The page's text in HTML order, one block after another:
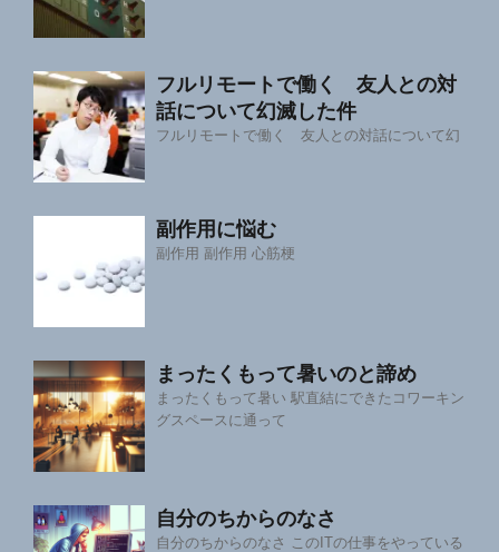
フルリモートで働く 友人との対
話について幻滅した件
フルリモートで働く 友人との対話について幻
副作用に悩む
副作用 副作用 心筋梗
まったくもって暑いのと諦め
まったくもって暑い 駅直結にできたコワーキン
グスペースに通って
自分のちからのなさ
自分のちからのなさ このITの仕事をやっている